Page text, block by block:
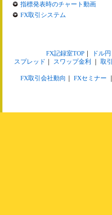
指標発表時のチャート動画
FX取引システム
FX記録室TOP｜ ドル円
スプレッド ｜ スワップ金利 ｜ 取
FX取引会社動向 ｜ FXセミナー ｜